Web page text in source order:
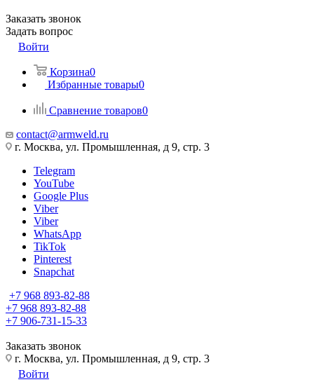
Заказать звонок
Задать вопрос
Войти
Корзина0
Избранные товары0
Сравнение товаров0
contact@armweld.ru
г. Москва, ул. Промышленная, д 9, стр. 3
Telegram
YouTube
Google Plus
Viber
Viber
WhatsApp
TikTok
Pinterest
Snapchat
+7 968 893-82-88
+7 968 893-82-88
+7 906-731-15-33
Заказать звонок
г. Москва, ул. Промышленная, д 9, стр. 3
Войти